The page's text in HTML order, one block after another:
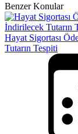
Benzer Konular
Hayat Sigortası
Tutarın Tespiti